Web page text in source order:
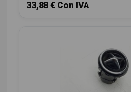
33,88 € Con IVA